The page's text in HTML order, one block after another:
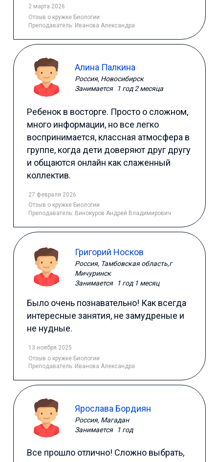
2 марта 2026
Отзыв о кружке Биологии
Преподаватель: Иванова Александра
Алина Палкина
Россия, Новосибирск
Занимается
1 год 2 месяца
Ребенок в восторге. Просто о сложном,
много информации, но все легко
воспринимается, классная атмосфера в
группе, когда дети доверяют друг другу
и общаются онлайн как слаженный
коллектив.
27 февраля 2026
Отзыв о кружке Биологии
Преподаватель: Винокуров Андрей Владимирович
Григорий Носков
Россия, Тамбовская область,г
Мичуринск
Занимается
1 год 1 месяц
Было очень познавательно! Как всегда
интересные занятия, не замудреные и
не нудные.
13 ноября 2025
Отзыв о кружке Биологии
Преподаватель: Иванова Александра
Ярослава Бордиян
Россия, Магадан
Занимается
1 год
Все прошло отлично! Сложно выбрать,